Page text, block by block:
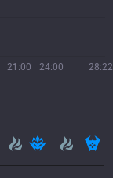
21:00 24:00 28:22